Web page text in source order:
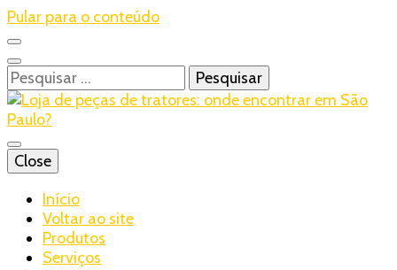
Pular para o conteúdo
Pesquisar
por:
Realtrac
Blog – Realtrac
Close
Início
Voltar ao site
Produtos
Serviços